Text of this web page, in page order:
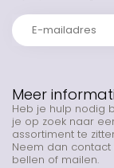
Meer
Heb je hulp nodig
je op zoek naar
assortiment te
Neem dan contact
bellen of mailen.